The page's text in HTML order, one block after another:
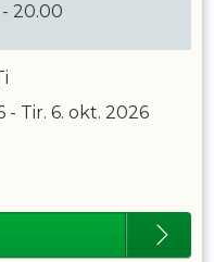
20.00
- Tir. 6. okt. 2026